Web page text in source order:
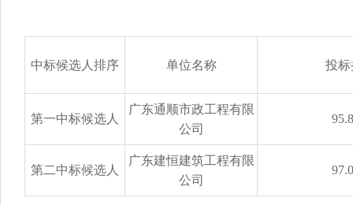
中标候选人排序 单位名称 投
第一中标候选人
广东通顺市政工程有限
公司
第二中标候选人
广东建恒建筑工程有限
公司